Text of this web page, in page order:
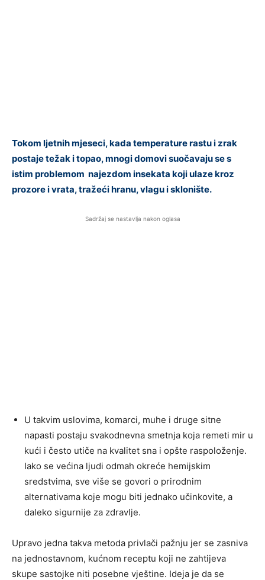
Tokom ljetnih mjeseci, kada temperature rastu i zrak
postaje težak i topao, mnogi domovi suočavaju se s
istim problemom najezdom insekata koji ulaze kroz
prozore i vrata, tražeći hranu, vlagu i sklonište.
Sadržaj se nastavlja nakon oglasa
U takvim uslovima, komarci, muhe i druge sitne
napasti postaju svakodnevna smetnja koja remeti mir u
kući i često utiče na kvalitet sna i opšte raspoloženje.
Iako se većina ljudi odmah okreće hemijskim
sredstvima, sve više se govori o prirodnim
alternativama koje mogu biti jednako učinkovite, a
daleko sigurnije za zdravlje.
Upravo jedna takva metoda privlači pažnju jer se zasniva
na jednostavnom, kućnom receptu koji ne zahtijeva
skupe sastojke niti posebne vještine. Ideja je da se